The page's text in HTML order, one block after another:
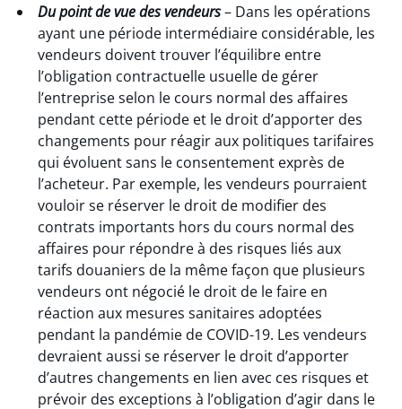
Du point de vue des vendeurs– Dans les opérations
ayant une période intermédiaire considérable, les
vendeurs doivent trouver l’équilibre entre
l’obligation contractuelle usuelle de gérer
l’entreprise selon le cours normal des affaires
pendant cette période et le droit d’apporter des
changements pour réagir aux politiques tarifaires
qui évoluent sans le consentement exprès de
l’acheteur. Par exemple, les vendeurs pourraient
vouloir se réserver le droit de modifier des
contrats importants hors du cours normal des
affaires pour répondre à des risques liés aux
tarifs douaniers de la même façon que plusieurs
vendeurs ont négocié le droit de le faire en
réaction aux mesures sanitaires adoptées
pendant la pandémie de COVID-19. Les vendeurs
devraient aussi se réserver le droit d’apporter
d’autres changements en lien avec ces risques et
prévoir des exceptions à l’obligation d’agir dans le